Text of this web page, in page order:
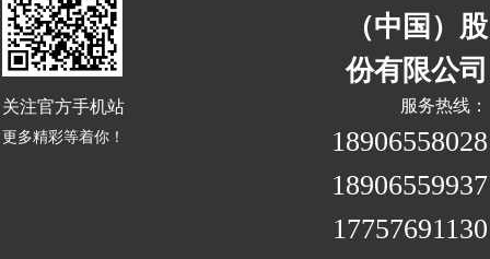
关注官方手机站
更多精彩等着你！
（中国）股
份有限公司
服务热线：
18906558028
18906559937
17757691130